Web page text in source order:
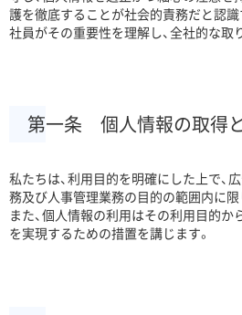
護を徹底することが社会的責務だと認
社員がその重要性を理解し、全社的な取
第一条 個人情報の取得
私たちは、利用目的を明確にした上で、
務及び人事管理業務の目的の範囲内に限
また、個人情報の利用はその利用目的か
を実現するための措置を講じます。